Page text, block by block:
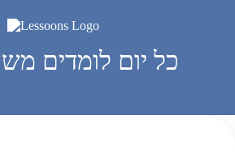
כל יום לומדים